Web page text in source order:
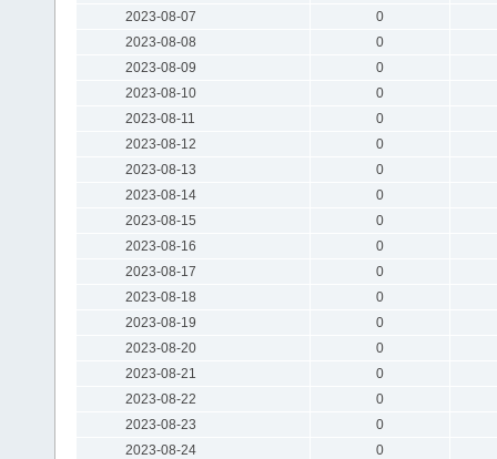
2023-08-07
0
2023-08-08
0
2023-08-09
0
2023-08-10
0
2023-08-11
0
2023-08-12
0
2023-08-13
0
2023-08-14
0
2023-08-15
0
2023-08-16
0
2023-08-17
0
2023-08-18
0
2023-08-19
0
2023-08-20
0
2023-08-21
0
2023-08-22
0
2023-08-23
0
2023-08-24
0